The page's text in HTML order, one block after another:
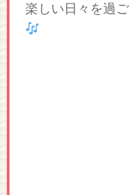
楽しい日々を過